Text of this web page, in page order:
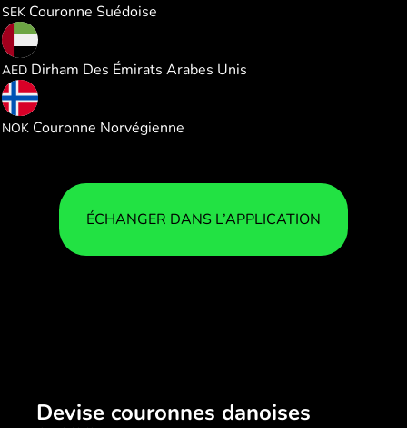
SEK Couronne Suédoise
AED Dirham Des Émirats Arabes Unis
NOK Couronne Norvégienne
ÉCHANGER DANS L’APPLICATION
Devise couronnes danoises